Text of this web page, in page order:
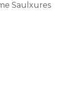
Saulxures